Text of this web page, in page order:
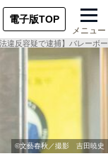
電子版TOP
メニュー
法違反容疑で逮捕】バレーボ